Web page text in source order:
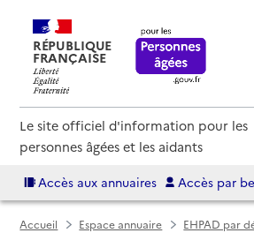
RÉPUBLIQUE
FRANÇAISE
Le site officiel d'information pour les
personnes âgées et les aidants
Accès aux annuaires Accès par
Accueil Espace annuaire
EHPAD par